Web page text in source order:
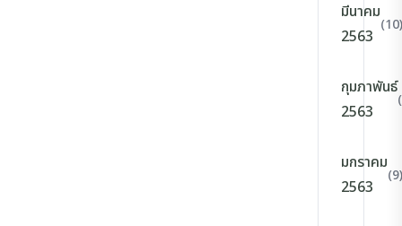
มีนาคม
2563
(10)
กุมภาพันธ์
2563
มกราคม
2563
(9)